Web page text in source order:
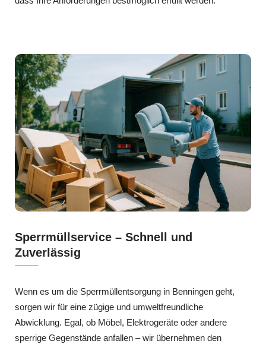
Sperrmüllservice – Schnell und
Zuverlässig
Wenn es um die Sperrmüllentsorgung in Benningen geht,
sorgen wir für eine zügige und umweltfreundliche
Abwicklung. Egal, ob Möbel, Elektrogeräte oder andere
sperrige Gegenstände anfallen – wir übernehmen den